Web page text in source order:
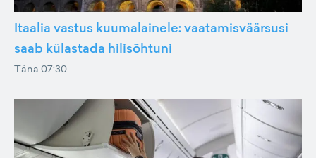
Itaalia vastus kuumalainele: vaatamisväärsusi
saab külastada hilisõhtuni
Täna 07:30